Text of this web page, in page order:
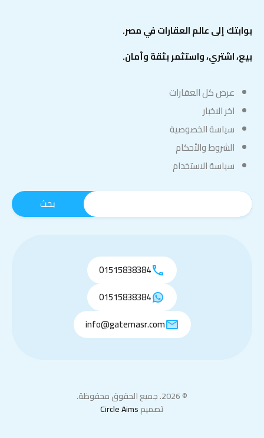
بوابتك إلى عالم العقارات في مصر.
بيع، اشتري، واستثمر بثقة وأمان.
عرض كل العقارات
اخر الاخبار
سياسة الخصوصية
الشروط والأحكام
سياسة الاستخدام
01515838384
01515838384
info@gatemasr.com
© 2026. جميع الحقوق محفوظة.
تصميمCircle Aims